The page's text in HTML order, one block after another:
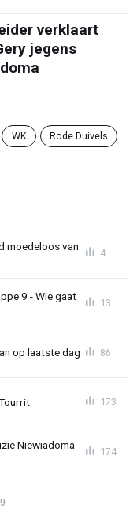
verklaart
jegens
WK Rode Duivels
moedeloos van
4
9 - Wie gaat
13
op laatste dag 86
173
Niewiadoma
174